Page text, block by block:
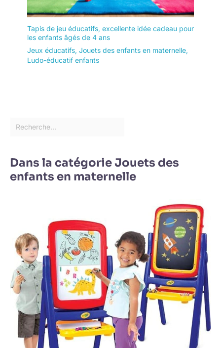
Tapis de jeu éducatifs, excellente idée cadeau pour
les enfants âgés de 4 ans
Jeux éducatifs, Jouets des enfants en maternelle,
Ludo-éducatif enfants
Dans la catégorie Jouets des
enfants en maternelle